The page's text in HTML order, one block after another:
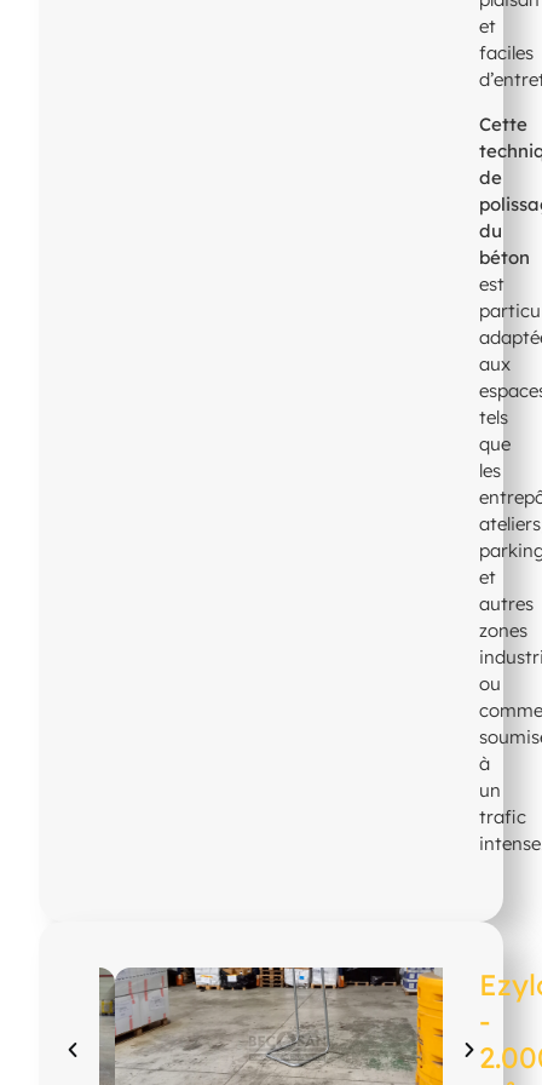
et
faciles
Cette
de
du
béton
est
aux
tels
que
les
et
autres
zones
ou
à
un
trafic
-